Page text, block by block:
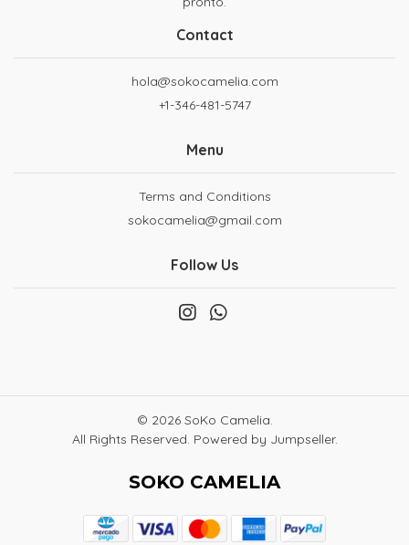
Contact
hola@sokocamelia.com
+1-346-481-5747
Menu
Terms and Conditions
sokocamelia@gmail.com
Follow Us
© 2026 SoKo Camelia.
All Rights Reserved. Powered by Jumpseller.
SOKO CAMELIA